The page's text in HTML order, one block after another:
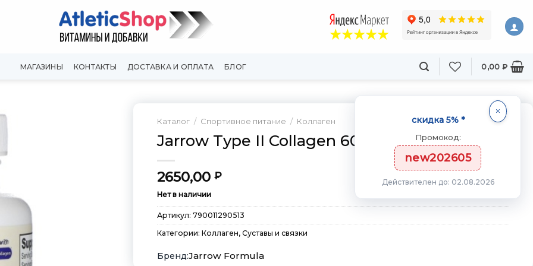
МАГАЗИНЫ КОНТАКТЫ ДОСТАВКА И ОПЛАТА БЛОГ 0,00 ₽
Каталог / Спортивное питание / Коллаген
Jarrow Type II Collagen 60 капс
2650,00 ₽
Нет в наличии
Артикул: 790011290513
Категории: Коллаген, Суставы и связки
Jarrow Formula
скидка 5% *
Промокод:
new202605
Действителен до: 02.08.2026